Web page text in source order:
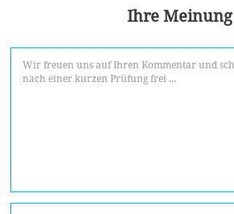
Ihre Meinung